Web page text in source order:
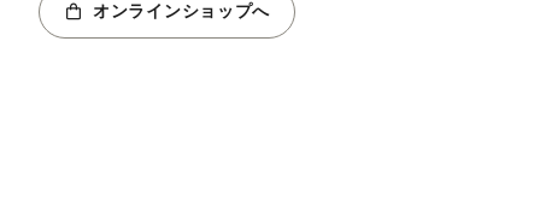
オンラインショップへ